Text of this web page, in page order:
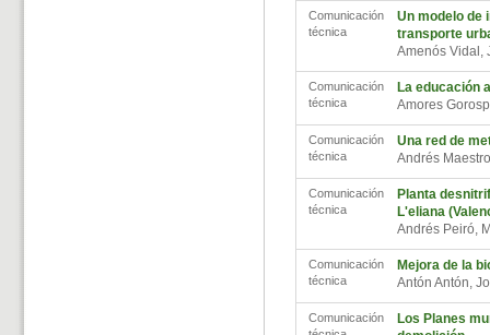
Comunicación
técnica
Un modelo de
transporte
Amenós
Comunicación
técnica
La educación
Amores
Comunicación
técnica
Una red de
Andrés
Comunicación
técnica
Planta
L'eliana
Andrés Peiró,
Comunicación
técnica
Mejora de la
Antón Antón,
Comunicación
Los Planes